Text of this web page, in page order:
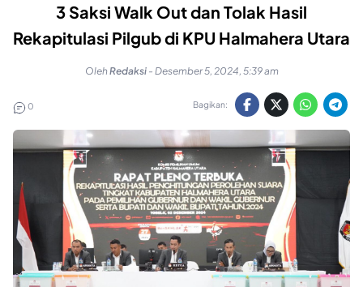
3 Saksi Walk Out dan Tolak Hasil
Rekapitulasi Pilgub di KPU Halmahera Utara
OlehRedaksi - Desember 5, 2024, 5:39 am
0 Bagikan: